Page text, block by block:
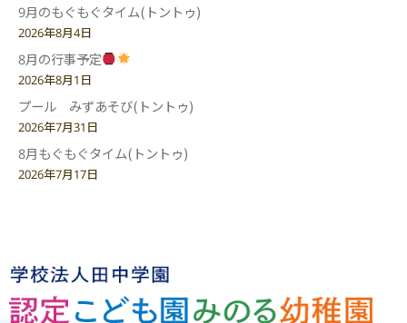
9月のもぐもぐタイム(トントゥ)
2026年8月4日
8月の行事予定
2026年8月1日
プール みずあそび(トントゥ)
2026年7月31日
8月もぐもぐタイム(トントゥ)
2026年7月17日